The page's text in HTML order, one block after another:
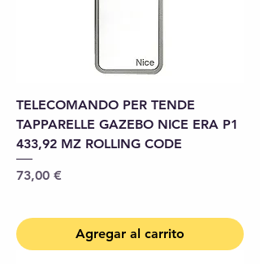
TELECOMANDO PER TENDE
TAPPARELLE GAZEBO NICE ERA P1
433,92 MZ ROLLING CODE
Precio
73,00 €
Agregar al carrito